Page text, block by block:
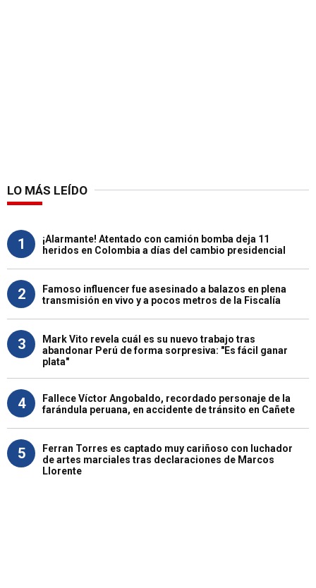
LO MÁS LEÍDO
1
¡Alarmante! Atentado con camión bomba deja 11
heridos en Colombia a días del cambio presidencial
2
Famoso influencer fue asesinado a balazos en plena
transmisión en vivo y a pocos metros de la Fiscalía
3
Mark Vito revela cuál es su nuevo trabajo tras
abandonar Perú de forma sorpresiva: "Es fácil ganar
plata"
4
Fallece Víctor Angobaldo, recordado personaje de la
farándula peruana, en accidente de tránsito en Cañete
5
Ferran Torres es captado muy cariñoso con luchador
de artes marciales tras declaraciones de Marcos
Llorente